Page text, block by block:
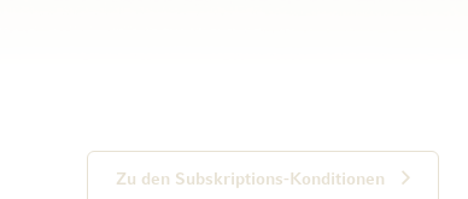
Zu den Subskriptions-Konditionen